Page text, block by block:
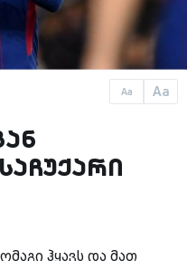
Aa Aa
ჰყავს და მათ